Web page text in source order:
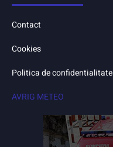
Contact
Cookies
Politica de confidentialitate
AVRIG METEO